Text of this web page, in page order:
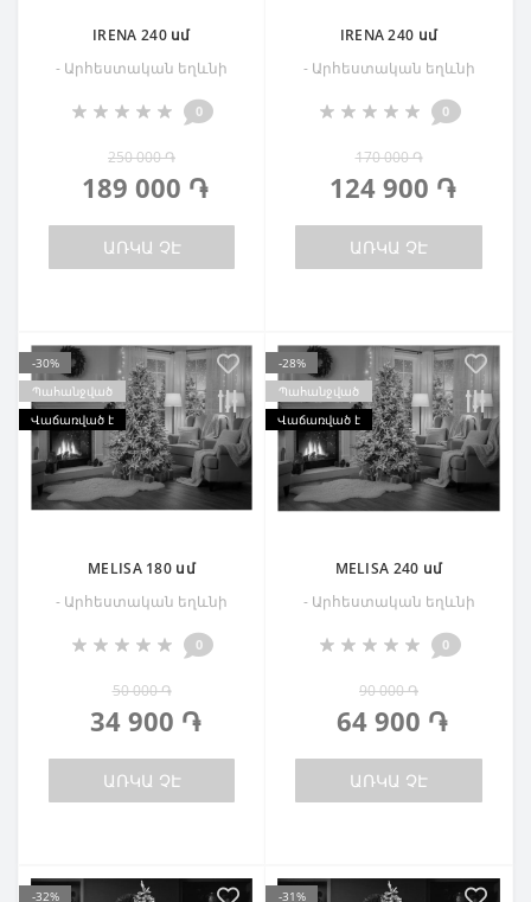
IRENA 240 սմ
- Արհեստական եղևնի
0
250 000 ֏
189 000 ֏
ԱՌԿԱ ՉԷ
IRENA 240 սմ
- Արհեստական եղևնի
0
170 000 ֏
124 900 ֏
ԱՌԿԱ ՉԷ
-30%
Պահանջված
Վաճառված է
MELISA 180 սմ
- Արհեստական եղևնի
0
50 000 ֏
34 900 ֏
ԱՌԿԱ ՉԷ
-28%
Պահանջված
Վաճառված է
MELISA 240 սմ
- Արհեստական եղևնի
0
90 000 ֏
64 900 ֏
ԱՌԿԱ ՉԷ
-32%
-31%